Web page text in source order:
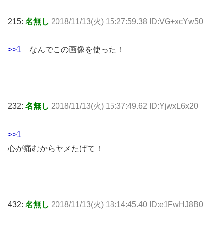
215: 名無し 2018/11/13(火) 15:27:59.38 ID:VG+xcYw50
>>1 なんでこの画像を使った！
232: 名無し 2018/11/13(火) 15:37:49.62 ID:YjwxL6x20
>>1
心が痛むからヤメたげて！
432: 名無し 2018/11/13(火) 18:14:45.40 ID:e1FwHJ8B0